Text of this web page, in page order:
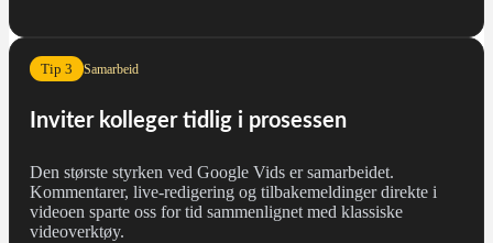
Tip 3 Samarbeid
Inviter kolleger tidlig i prosessen
Den største styrken ved Google Vids er samarbeidet.
Kommentarer, live‑redigering og tilbakemeldinger direkte i
videoen sparte oss for tid sammenlignet med klassiske
videoverktøy.